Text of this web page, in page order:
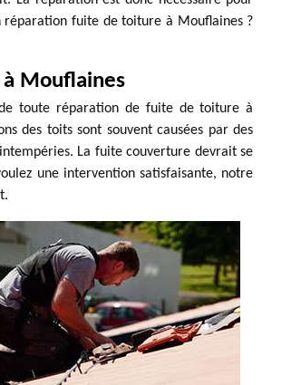
réparation fuite de toiture à Mouflaines ?
Mouflaines
toute réparation de fuite de toiture à
des toits sont souvent causées par des
La fuite couverture devrait se
une intervention satisfaisante, notre